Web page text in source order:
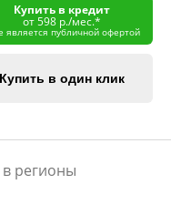
Купить в кредит
от 598 р./мес.*
является публичной офертой
Купить в один клик
в регионы